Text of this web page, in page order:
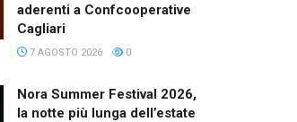
aderenti a Confcooperative
Cagliari
7 AGOSTO 2026 0
Nora Summer Festival 2026,
la notte più lunga dell’estate